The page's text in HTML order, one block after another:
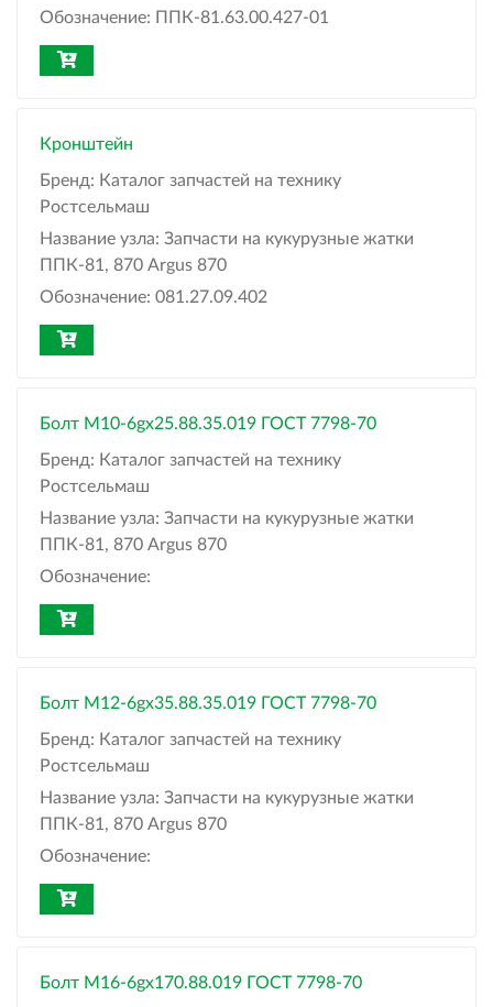
Обозначение: ППК-81.63.00.427-01
Кронштейн
Бренд: Каталог запчастей на технику
Ростсельмаш
Название узла: Запчасти на кукурузные жатки
ППК-81, 870 Argus 870
Обозначение: 081.27.09.402
Болт М10-6gх25.88.35.019 ГОСТ 7798-70
Бренд: Каталог запчастей на технику
Ростсельмаш
Название узла: Запчасти на кукурузные жатки
ППК-81, 870 Argus 870
Обозначение:
Болт М12-6gх35.88.35.019 ГОСТ 7798-70
Бренд: Каталог запчастей на технику
Ростсельмаш
Название узла: Запчасти на кукурузные жатки
ППК-81, 870 Argus 870
Обозначение:
Болт М16-6gх170.88.019 ГОСТ 7798-70